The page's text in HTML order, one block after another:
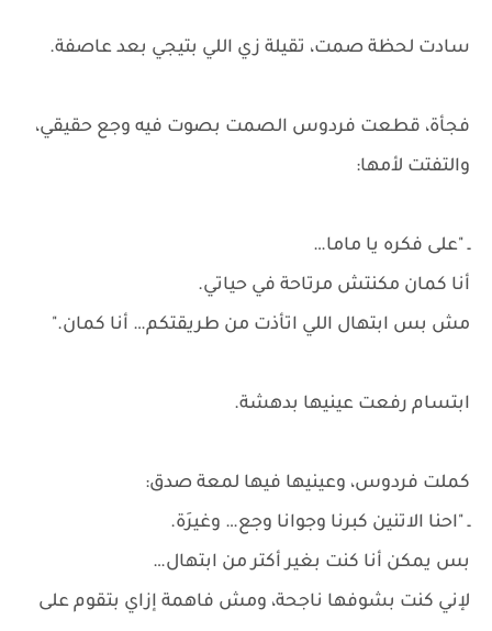
سادت لحظة صمت، تقيلة زي اللي بتيجي بعد عاصفة.
فجأة، قطعت فردوس الصمت بصوت فيه وجع حقيقي،
والتفتت لأمها:
ـ "على فكره يا ماما…
أنا كمان مكنتش مرتاحة في حياتي.
مش بس ابتهال اللي اتأذت من طريقتكم… أنا كمان."
ابتسام رفعت عينيها بدهشة.
كملت فردوس، وعينيها فيها لمعة صدق:
ـ "احنا الاتنين كبرنا وجوانا وجع… وغيرَة.
بس يمكن أنا كنت بغير أكتر من ابتهال…
لإني كنت بشوفها ناجحة، ومش فاهمة إزاي بتقوم على